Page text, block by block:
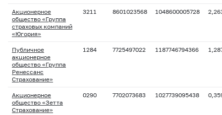
Акционерное
общество «Группа
страховых компаний
«Югория»
3211 8601023568 1048600005728
Публичное
акционерное
общество «Группа
Ренессанс
Страхование»
1284 7725497022 1187746794366
Акционерное
общество «Зетта
Страхование»
0290 7702073683 1027739095438